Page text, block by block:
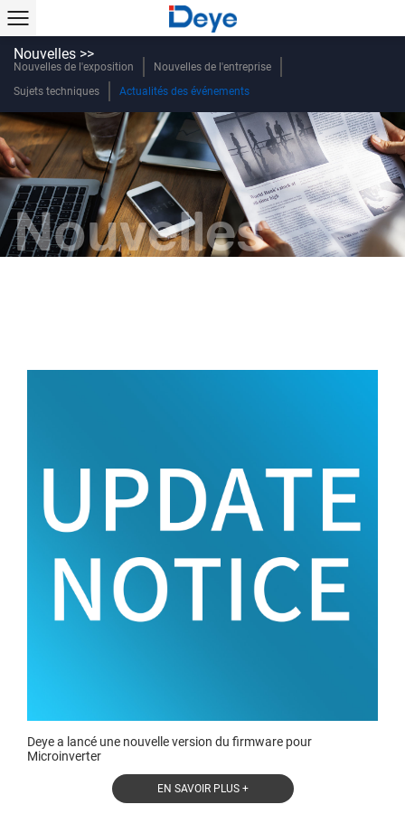
Nouvelles >>
Nouvelles de l'exposition
Nouvelles de l'entreprise
Sujets techniques
Actualités des événements
Nouvelles
Deye a lancé une nouvelle version du firmware pour
Microinverter
EN SAVOIR PLUS +